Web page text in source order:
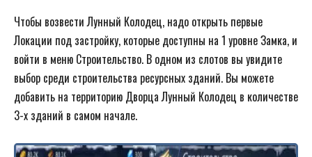
Чтобы возвести Лунный Колодец, надо открыть первые
Локации под застройку, которые доступны на 1 уровне Замка, и
войти в меню Строительство. В одном из слотов вы увидите
выбор среди строительства ресурсных зданий. Вы можете
добавить на территорию Дворца Лунный Колодец в количестве
3-х зданий в самом начале.